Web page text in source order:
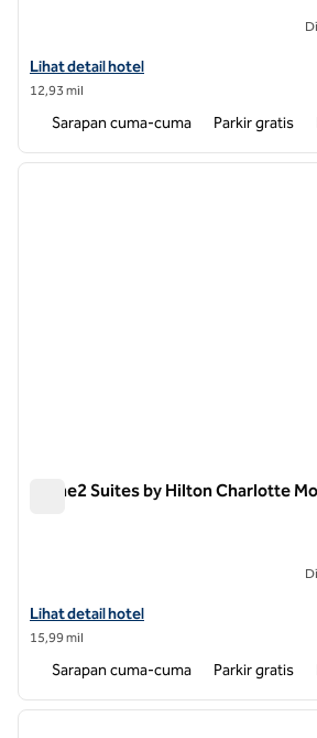
Lihat detail hotel untuk Hampton Inn &
Lihat detail hotel
12,93 mil
Sarapan cuma-cuma Parkir gratis
1 dari 12
Home2 Suites by Hilton Charlotte
Lihat detail hotel untuk Home2 Suites by
Lihat detail hotel
15,99 mil
Sarapan cuma-cuma Parkir gratis
1 dari 12